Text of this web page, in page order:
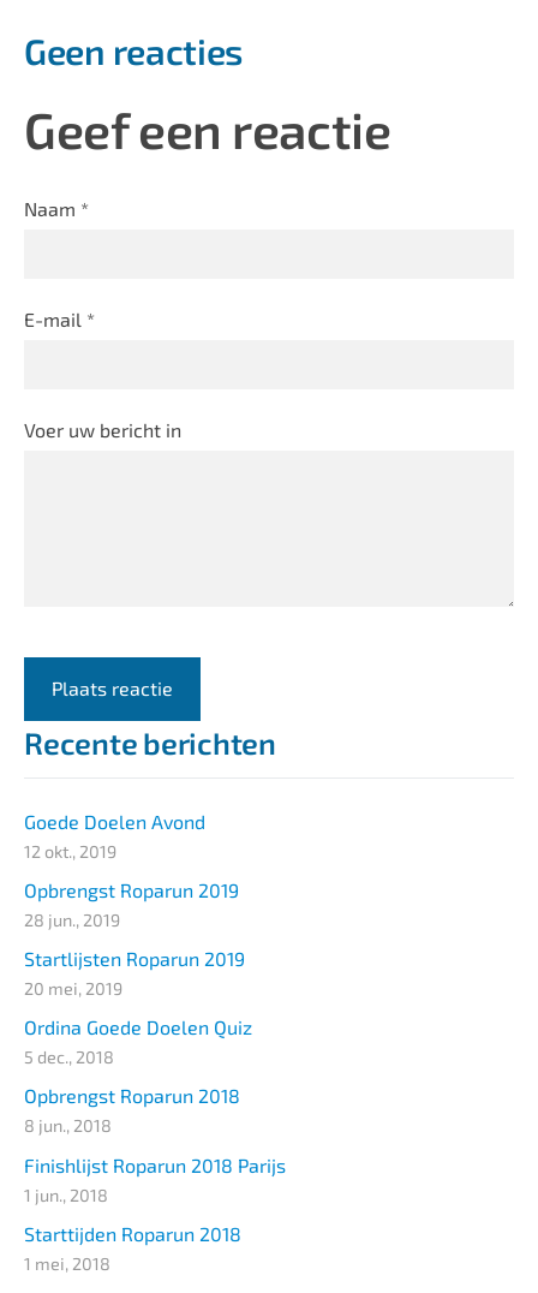
Recente berichten
Goede Doelen Avond
12 okt., 2019
Opbrengst Roparun 2019
28 jun., 2019
Startlijsten Roparun 2019
20 mei, 2019
Ordina Goede Doelen Quiz
5 dec., 2018
Opbrengst Roparun 2018
8 jun., 2018
Finishlijst Roparun 2018 Parijs
1 jun., 2018
Starttijden Roparun 2018
1 mei, 2018
Geen reacties
Geef een reactie
Naam *
E-mail *
Voer uw bericht in